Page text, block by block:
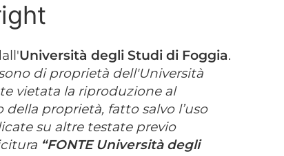
Università degli Studi di Foggia.
di proprietà dell'Università
vietata la riproduzione al
proprietà, fatto salvo l’uso
su altre testate previo
“FONTE Università degli